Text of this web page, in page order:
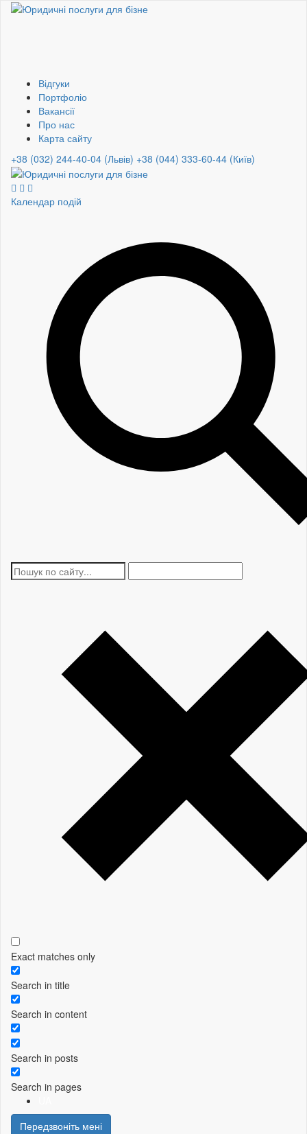
Відгуки
Портфоліо
Вакансії
Про нас
Карта сайту
+38 (032) 244-40-04 (Львів) +38 (044) 333-60-44 (Київ)
Календар подій
Exact matches only
Search in title
Search in content
Search in posts
Search in pages
Передзвоніть мені